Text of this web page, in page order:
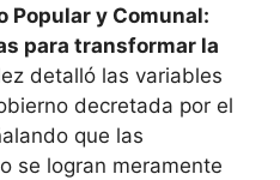
Popular y Comunal:
para transformar la
detalló las variables
decretada por el
que las
se logran meramente